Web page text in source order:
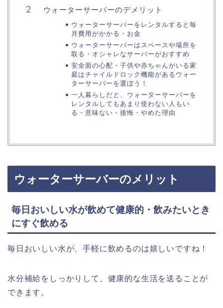
ウォーターサーバーのデメリット
ウォーターサーバーをレンタルすると毎
月費用がかかる・お金
ウォーターサーバーはスペースや場所を
取る・オシャレなサーバーがおすすめ
安全面の心配・子供や赤ちゃんがいる家
庭はチャイルドロック機能があるウォー
ターサーバーを選ぼう！
一人暮らしだと、ウォーターサーバーを
レンタルしてもあまり使わない人もい
る・意味ない・後悔・やめた理由
ウォーターサーバーのメリット
毎日おいしい水が飲めて健康的・飲みたいとき
にすぐ飲める
毎日おいしい水が、手軽に飲めるのは嬉しいですね！
水分補給をしっかりして、健康的な生活を送ることが
できます。